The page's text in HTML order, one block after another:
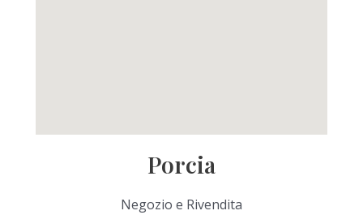
Porcia
Negozio e Rivendita